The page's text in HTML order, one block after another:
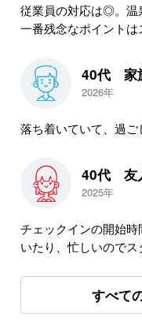
従業員の対応は◎。温
一番残念なポイント
と宿泊しない。
40代 家
2026年
落ち着いていて、過ご
40代 友
2025年
チェックインの開始
いたり、忙しいので
食事は量も味も良く
場までは歩いて行け
もっと良いですね。
すべて